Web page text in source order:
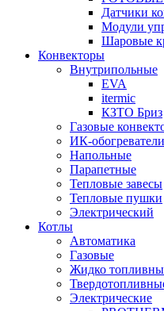
Датчики
Модули
Шаровые
Конвекторы
Внутрипольные
EVA
itermic
КЗТО Бриз
Газовые
ИК-обогреватели
Напольные
Парапетные
Тепловые завесы
Тепловые пушки
Электрический
Котлы
Автоматика
Газовые
Жидко
Электрические